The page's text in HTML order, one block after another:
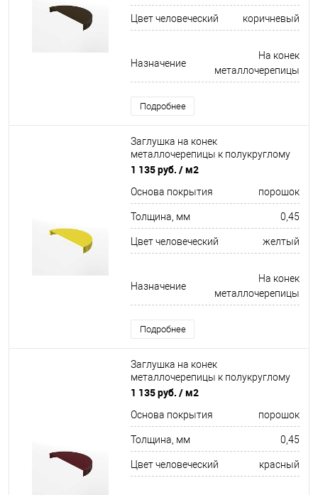
Цвет человеческий коричневый
Назначение
На конек
металлочерепицы
Подробнее
Заглушка на конек
металлочерепицы к полукруглому
коньку торцевая для кровли
покрытием 0,45x220мм RAL 1018
1 135 руб. / м2
Основа покрытия порошок
Толщина, мм 0,45
Цвет человеческий желтый
Назначение
На конек
металлочерепицы
Подробнее
Заглушка на конек
металлочерепицы к полукруглому
коньку торцевая для кровли
покрытием 0,45x220мм RAL 3005
1 135 руб. / м2
Основа покрытия порошок
Толщина, мм 0,45
Цвет человеческий красный